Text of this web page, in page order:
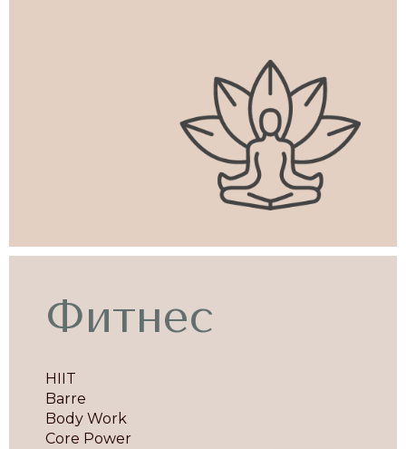
Фитнес
HIIT
Barre
Body Work
Core Power